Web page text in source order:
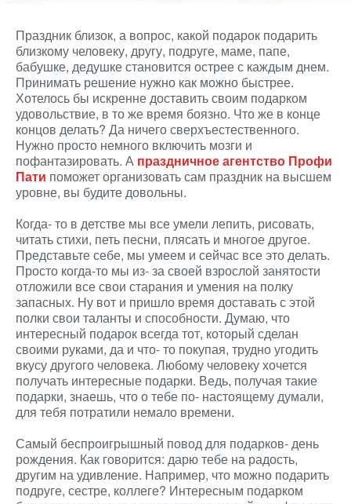
Праздник близок, а вопрос, какой подарок подарить
близкому человеку, другу, подруге, маме, папе,
бабушке, дедушке становится острее с каждым днем.
Принимать решение нужно как можно быстрее.
Хотелось бы искренне доставить своим подарком
удовольствие, в то же время боязно. Что же в конце
концов делать? Да ничего сверхъестественного.
Нужно просто немного включить мозги и
пофантазировать. А праздничное агентство Профи
Пати поможет организовать сам праздник на высшем
уровне, вы будите довольны.
Когда- то в детстве мы все умели лепить, рисовать,
читать стихи, петь песни, плясать и многое другое.
Представьте себе, мы умеем и сейчас все это делать.
Просто когда-то мы из- за своей взрослой занятости
отложили все свои старания и умения на полку
запасных. Ну вот и пришло время доставать с этой
полки свои таланты и способности. Думаю, что
интересный подарок всегда тот, который сделан
своими руками, да и что- то покупая, трудно угодить
вкусу другого человека. Любому человеку хочется
получать интересные подарки. Ведь, получая такие
подарки, знаешь, что о тебе по- настоящему думали,
для тебя потратили немало времени.
Самый беспроигрышный повод для подарков- день
рождения. Как говорится: дарю тебе на радость,
другим на удивление. Например, что можно подарить
подруге, сестре, коллеге? Интересным подарком